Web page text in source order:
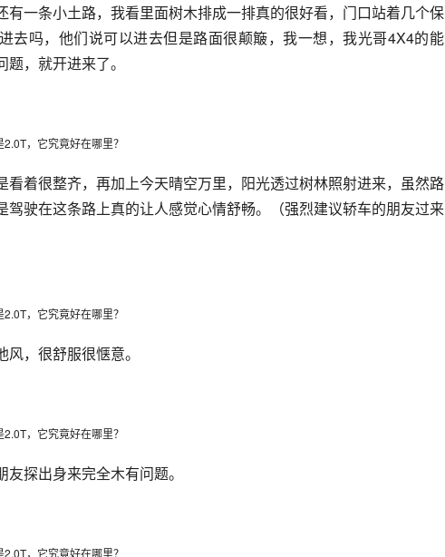
有一条小土路，我看里面树木排成一排真的很好看，门口站着几个保
去吗，他们说可以进去但是路面很颠簸，我一想，我光哥4X4的能
，就开进来了。
看着很整齐，再加上今天晴空万里，阳光透过树林照射进来，虽然路
驾驶在这条路上真的让人感觉心情舒畅。（强烈建议轿车的朋友过来
，很舒服很惬意。
探出身来完全木有问题。